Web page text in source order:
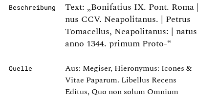
Beschreibung
Text: „Bonifatius IX. Pont. Roma |
nus CCV. Neapolitanus. | Petrus
Tomacellus, Neapolitanus: | natus
anno 1344. primum Proto-“
Quelle
Aus: Megiser, Hieronymus: Icones &
Vitae Paparum. Libellus Recens
Editus, Quo non solum Omnium